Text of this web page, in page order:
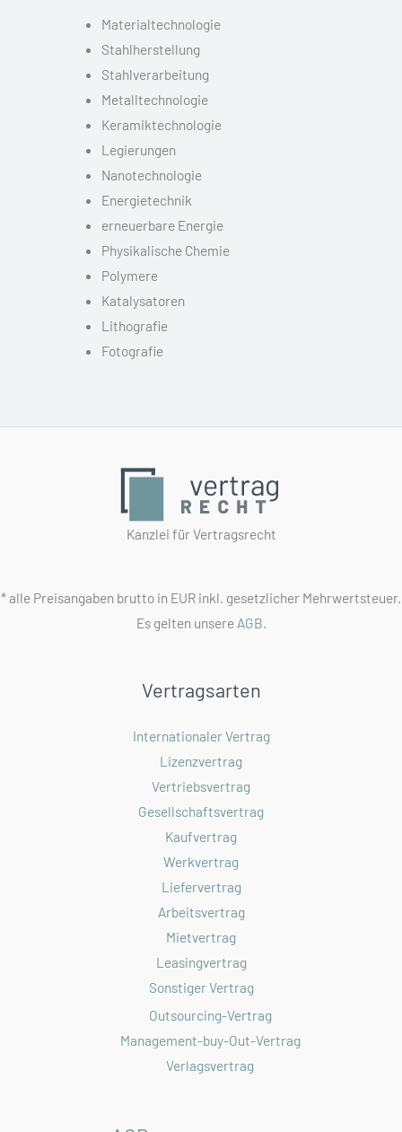
Materialtechnologie
Stahlherstellung
Stahlverarbeitung
Metalltechnologie
Keramiktechnologie
Legierungen
Nanotechnologie
Energietechnik
erneuerbare Energie
Physikalische Chemie
Polymere
Katalysatoren
Lithografie
Fotografie
Kanzlei für Vertragsrecht
* alle Preisangaben brutto in EUR inkl. gesetzlicher Mehrwertsteuer.
Es gelten unsere AGB.
Vertragsarten
Internationaler Vertrag
Lizenzvertrag
Vertriebsvertrag
Gesellschaftsvertrag
Kaufvertrag
Werkvertrag
Liefervertrag
Arbeitsvertrag
Mietvertrag
Leasingvertrag
Sonstiger Vertrag
Outsourcing-Vertrag
Management-buy-Out-Vertrag
Verlagsvertrag